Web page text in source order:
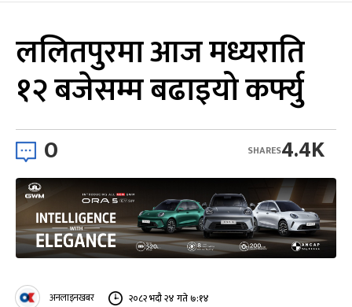
ललितपुरमा आज मध्यराति
१२ बजेसम्म बढाइयो कर्फ्यु
0 4.4K
SHARES
अनलाइनखबर २०८२ भदौ २४ गते ७:१४